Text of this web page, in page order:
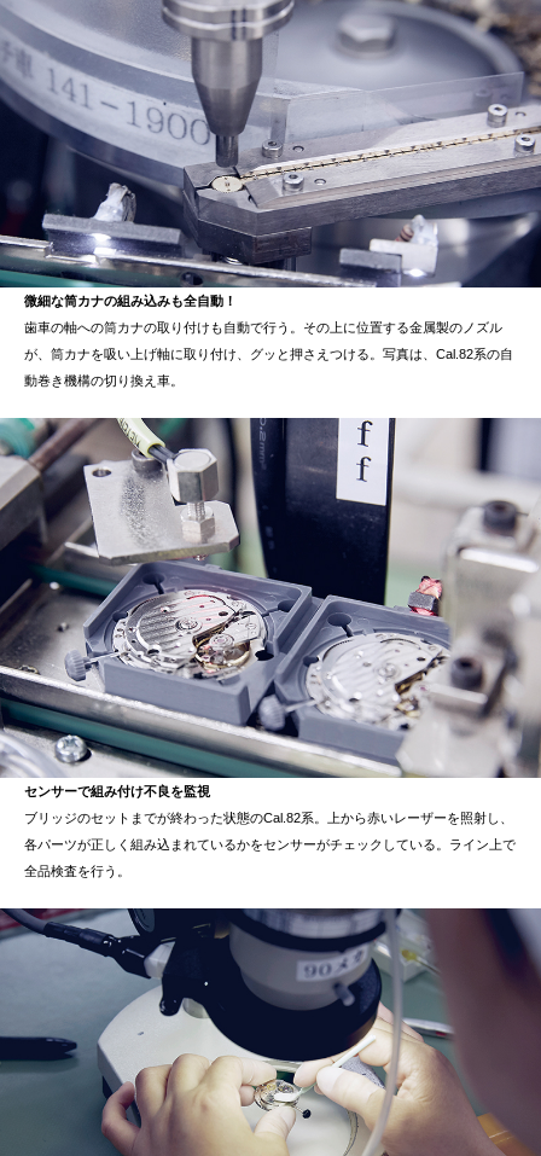
微細な筒カナの組み込みも全自動！
歯車の軸への筒カナの取り付けも自動で行う。その上に位置する金属製のノズル
が、筒カナを吸い上げ軸に取り付け、グッと押さえつける。写真は、Cal.82系の自
動巻き機構の切り換え車。
センサーで組み付け不良を監視
ブリッジのセットまでが終わった状態のCal.82系。上から赤いレーザーを照射し、
各パーツが正しく組み込まれているかをセンサーがチェックしている。ライン上で
全品検査を行う。